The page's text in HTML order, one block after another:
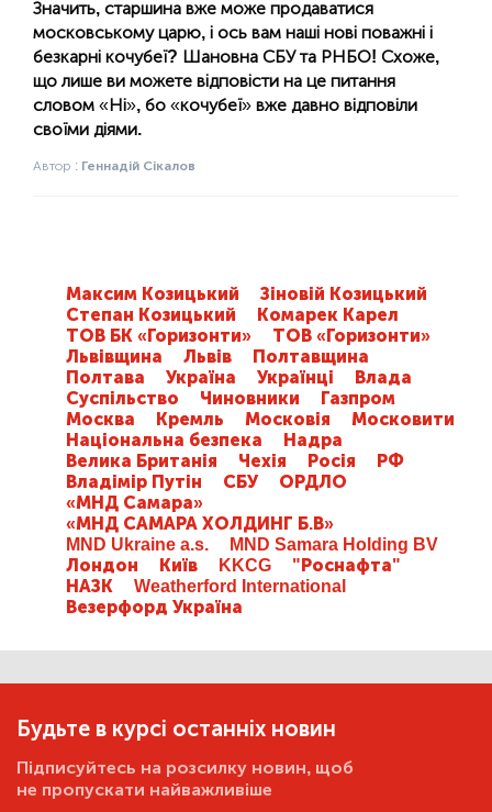
Значить, старшина вже може продаватися
московському царю, і ось вам наші нові поважні і
безкарні кочубеї? Шановна СБУ та РНБО! Схоже,
що лише ви можете відповісти на це питання
словом «Ні», бо «кочубеї» вже давно відповіли
своїми діями.
Автор : Геннадій Сікалов
Максим Козицький
Зіновій Козицький
Степан Козицький
Комарек Карел
ТОВ БК «Горизонти»
ТОВ «Горизонти»
Львівщина
Львів
Полтавщина
Полтава
Україна Українці
Влада
Суспільство
Чиновники
Газпром
Москва
Кремль Московія
Московити
Національна безпека
Надра
Велика Британія
Чехія Росія
РФ
Владімір Путін
СБУ
ОРДЛО
«МНД Самара»
«МНД САМАРА ХОЛДИНГ Б.В»
MND Ukraine a.s.
MND Samara Holding BV
Лондон
Київ KKCG
"Роснафта"
НАЗК
Weatherford International
Везерфорд Україна
Будьте в курсі останніх новин
Підписуйтесь на розсилку новин, щоб
не пропускати найважливіше